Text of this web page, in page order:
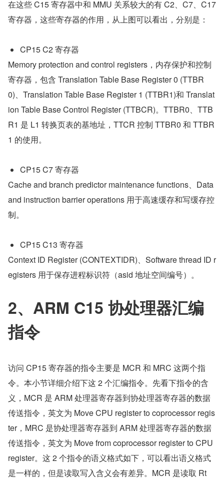
​在这些 C15 寄存器中和 MMU 关系较大的有 C2、C7、C17
寄存器，这些寄存器的作用，从上图可以看出，分别是：
CP15 C2 寄存器
Memory protection and control registers，内存保护和控制
寄存器，包含 Translation Table Base Register 0 (TTBR
0)、Translation Table Base Register 1 (TTBR1)和 Translat
ion Table Base Control Register (TTBCR)。TTBR0、TTB
R1 是 L1 转换页表的基地址，TTCR 控制 TTBR0 和 TTBR
1 的使用。
CP15 C7 寄存器
Cache and branch predictor maintenance functions、Data
and instruction barrier operations 用于高速缓存和写缓存控
制。
CP15 C13 寄存器
Context ID Register (CONTEXTIDR)、Software thread ID r
egisters 用于保存进程标识符（asid 地址空间编号）。
2、ARM C15 协处理器汇编
指令
访问 CP15 寄存器的指令主要是 MCR 和 MRC 这两个指
令。本小节详细介绍下这 2 个汇编指令。先看下指令的含
义，MCR 是 ARM 处理器寄存器到协处理器寄存器的数据
传送指令，英文为 Move CPU register to coprocessor regis
ter，MRC 是协处理器寄存器到 ARM 处理器寄存器的数据
传送指令，英文为 Move from coprocessor register to CPU
register。这 2 个指令的语义格式如下，可以看出语义格式
是一样的，但是读取写入含义会有差异。MCR 是读取 Rt